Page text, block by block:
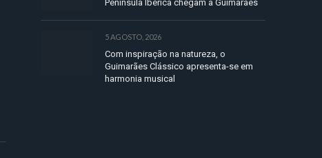
Península Ibérica chegam a Guimarães
5 AGOSTO, 2026
Com inspiração na natureza, o
Guimarães Clássico apresenta-se em
harmonia musical